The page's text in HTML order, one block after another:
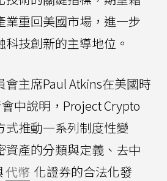
業重回美國市場，進一步
技創新的主導地位。
會主席Paul Atkins在美國時
中說明，Project Crypto
式推動一系列制度性變
資產的分類與定義、去中
代幣 化證券的合法化發